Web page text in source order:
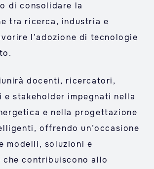
di consolidare la
tra ricerca, industria e
l’adozione di tecnologie
docenti, ricercatori,
stakeholder impegnati nella
e nella progettazione
offrendo un’occasione
modelli, soluzioni e
contribuiscono allo